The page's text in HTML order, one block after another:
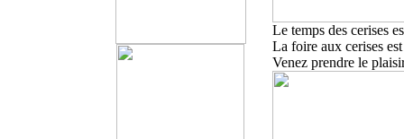
Le temps des cerises
La foire aux cerises
Venez prendre le